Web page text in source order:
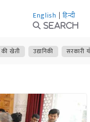
English | हिन्दी
Search
खेती उद्यानिकी सरकारी